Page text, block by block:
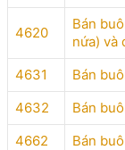
4620
Bán
nứa) và
4631
Bán
4632
Bán
4662
Bán